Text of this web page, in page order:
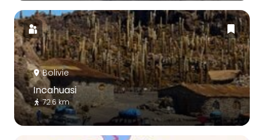
Bolivie
Incahuasi
72.6 km